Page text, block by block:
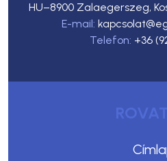
HU–8900 Zalaegerszeg,
E-mail:
Telefon: +36